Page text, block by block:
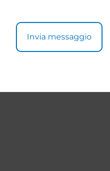
Invia messaggio